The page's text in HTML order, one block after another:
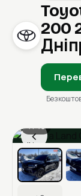
200
‹
1 / 13
Ціна в